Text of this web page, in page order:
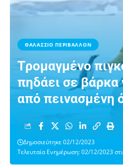
ΘΑΛΑΣΣΙΟ ΠΕΡΙΒΑΛΛΟΝ
Tρομαγμένο
πηδάει σε βάρκα
από πεινασμένη
Τελευταία Ενημέρωση: 02/12/2023
Δημοσιεύτηκε 02/12/2023